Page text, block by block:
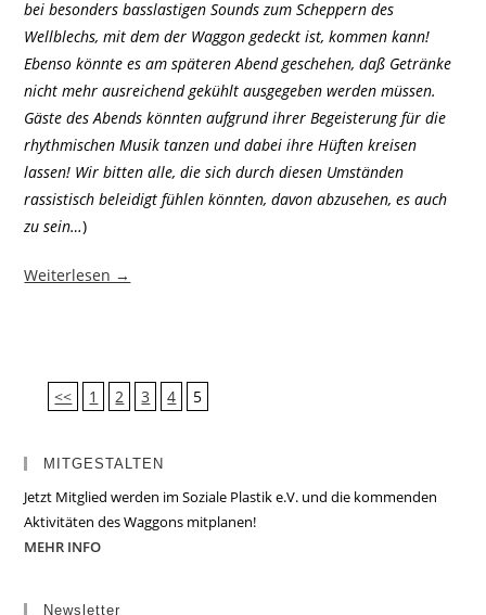
bei besonders basslastigen Sounds zum Scheppern des
Wellblechs, mit dem der Waggon gedeckt ist, kommen kann!
Ebenso könnte es am späteren Abend geschehen, daß Getränke
nicht mehr ausreichend gekühlt ausgegeben werden müssen.
Gäste des Abends könnten aufgrund ihrer Begeisterung für die
rhythmischen Musik tanzen und dabei ihre Hüften kreisen
lassen! Wir bitten alle, die sich durch diesen Umständen
rassistisch beleidigt fühlen könnten, davon abzusehen, es auch
zu sein…)
Weiterlesen →
<< 1 2 3 4 5
MITGESTALTEN
Jetzt Mitglied werden im Soziale Plastik e.V. und die kommenden
Aktivitäten des Waggons mitplanen!
MEHR INFO
Newsletter